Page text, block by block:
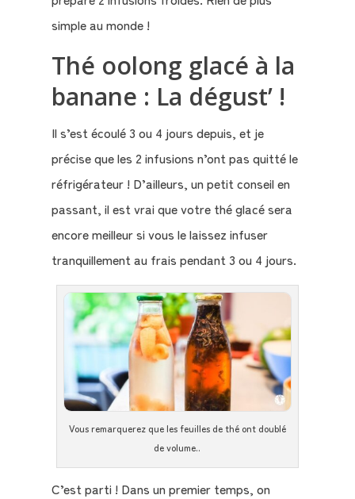
simple au monde !
Thé oolong glacé à la
banane : La dégust’ !
Il s’est écoulé 3 ou 4 jours depuis, et je
précise que les 2 infusions n’ont pas quitté le
réfrigérateur ! D’ailleurs, un petit conseil en
passant, il est vrai que votre thé glacé sera
encore meilleur si vous le laissez infuser
tranquillement au frais pendant 3 ou 4 jours.
Vous remarquerez que les feuilles de thé ont doublé
de volume..
C’est parti ! Dans un premier temps, on